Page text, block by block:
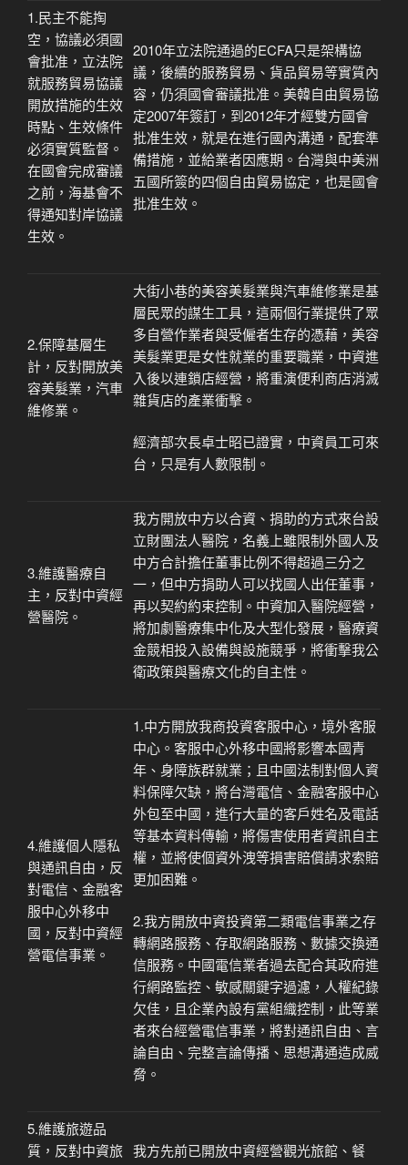
1.民主不能掏
空，協議必須國
會批准，立法院
就服務貿易協議
開放措施的生效
時點、生效條件
必須實質監督。
在國會完成審議
之前，海基會不
得通知對岸協議
生效。
2010年立法院通過的ECFA只是架構協
議，後續的服務貿易、貨品貿易等實質內
容，仍須國會審議批准。美韓自由貿易協
定2007年簽訂，到2012年才經雙方國會
批准生效，就是在進行國內溝通，配套準
備措施，並給業者因應期。台灣與中美洲
五國所簽的四個自由貿易協定，也是國會
批准生效。
2.保障基層生
計，反對開放美
容美髮業，汽車
維修業。
大街小巷的美容美髮業與汽車維修業是基
層民眾的謀生工具，這兩個行業提供了眾
多自營作業者與受僱者生存的憑藉，美容
美髮業更是女性就業的重要職業，中資進
入後以連鎖店經營，將重演便利商店消滅
雜貨店的產業衝擊。
經濟部次長卓士昭已證實，中資員工可來
台，只是有人數限制。
3.維護醫療自
主，反對中資經
營醫院。
我方開放中方以合資、捐助的方式來台設
立財團法人醫院，名義上雖限制外國人及
中方合計擔任董事比例不得超過三分之
一，但中方捐助人可以找國人出任董事，
再以契約約束控制。中資加入醫院經營，
將加劇醫療集中化及大型化發展，醫療資
金競相投入設備與設施競爭，將衝擊我公
衛政策與醫療文化的自主性。
4.維護個人隱私
與通訊自由，反
對電信、金融客
服中心外移中
國，反對中資經
營電信事業。
1.中方開放我商投資客服中心，境外客服
中心。客服中心外移中國將影響本國青
年、身障族群就業；且中國法制對個人資
料保障欠缺，將台灣電信、金融客服中心
外包至中國，進行大量的客戶姓名及電話
等基本資料傳輸，將傷害使用者資訊自主
權，並將使個資外洩等損害賠償請求索賠
更加困難。
2.我方開放中資投資第二類電信事業之存
轉網路服務、存取網路服務、數據交換通
信服務。中國電信業者過去配合其政府進
行網路監控、敏感關鍵字過濾，人權紀錄
欠佳，且企業內設有黨組織控制，此等業
者來台經營電信事業，將對通訊自由、言
論自由、 完整言論傳播、思想溝通造成威
脅。
5.維護旅遊品
質，反對中資旅 我方先前已開放中資經營觀光旅館、餐